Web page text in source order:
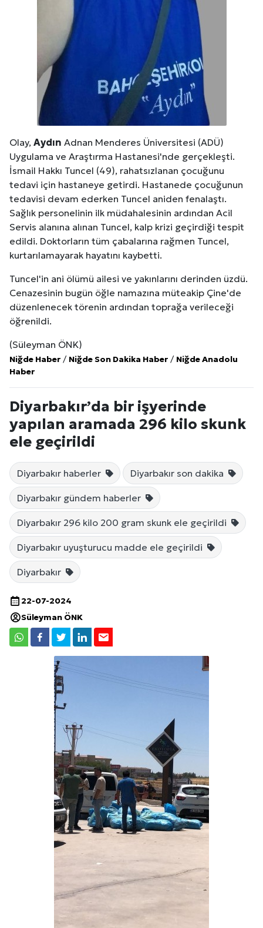
Olay, Aydın Adnan Menderes Üniversitesi (ADÜ)
Uygulama ve Araştırma Hastanesi'nde gerçekleşti.
İsmail Hakkı Tuncel (49), rahatsızlanan çocuğunu
tedavi için hastaneye getirdi. Hastanede çocuğunun
tedavisi devam ederken Tuncel aniden fenalaştı.
Sağlık personelinin ilk müdahalesinin ardından Acil
Servis alanına alınan Tuncel, kalp krizi geçirdiği tespit
edildi. Doktorların tüm çabalarına rağmen Tuncel,
kurtarılamayarak hayatını kaybetti.
Tuncel'in ani ölümü ailesi ve yakınlarını derinden üzdü.
Cenazesinin bugün öğle namazına müteakip Çine'de
düzenlenecek törenin ardından toprağa verileceği
öğrenildi.
(Süleyman ÖNK)
Niğde Haber / Niğde Son Dakika Haber / Niğde Anadolu
Haber
Diyarbakır’da bir işyerinde
yapılan aramada 296 kilo skunk
ele geçirildi
Diyarbakır haberler Diyarbakır son dakika
Diyarbakır gündem haberler
Diyarbakır 296 kilo 200 gram skunk ele geçirildi
Diyarbakır uyuşturucu madde ele geçirildi
Diyarbakır
22-07-2024
Süleyman ÖNK